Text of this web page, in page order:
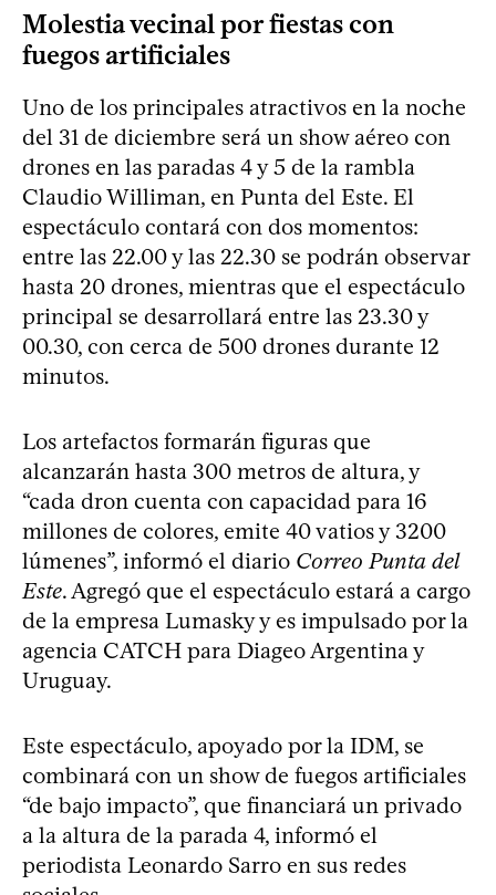
Molestia vecinal por fiestas con
fuegos artificiales
Uno de los principales atractivos en la noche
del 31 de diciembre será un show aéreo con
drones en las paradas 4 y 5 de la rambla
Claudio Williman, en Punta del Este. El
espectáculo contará con dos momentos:
entre las 22.00 y las 22.30 se podrán observar
hasta 20 drones, mientras que el espectáculo
principal se desarrollará entre las 23.30 y
00.30, con cerca de 500 drones durante 12
minutos.
Los artefactos formarán figuras que
alcanzarán hasta 300 metros de altura, y
“cada dron cuenta con capacidad para 16
millones de colores, emite 40 vatios y 3200
lúmenes”, informó el diario Correo Punta del
Este. Agregó que el espectáculo estará a cargo
de la empresa Lumasky y es impulsado por la
agencia CATCH para Diageo Argentina y
Uruguay.
Este espectáculo, apoyado por la IDM, se
combinará con un show de fuegos artificiales
“de bajo impacto”, que financiará un privado
a la altura de la parada 4, informó el
periodista Leonardo Sarro en sus redes